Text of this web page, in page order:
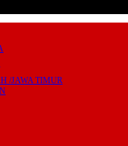
/JAWA TIMUR